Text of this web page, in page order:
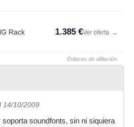
Rack 1.385 €Ver oferta →
Enlaces de afiliación
14/10/2009
soundfonts, sin ni siquiera